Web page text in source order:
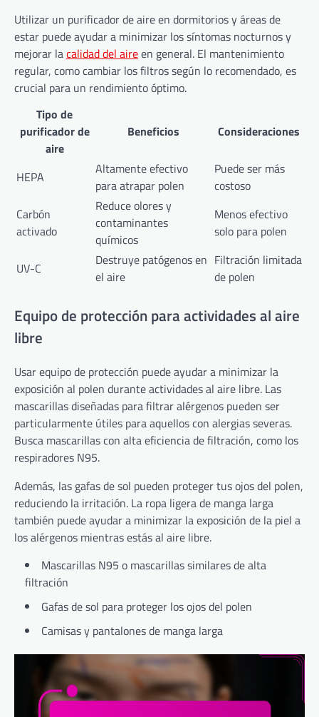
Utilizar un purificador de aire en dormitorios y áreas de
estar puede ayudar a minimizar los síntomas nocturnos y
mejorar lacalidad del aireen general. El mantenimiento
regular, como cambiar los filtros según lo recomendado, es
crucial para un rendimiento óptimo.
Tipo de
purificador de
aire
Beneficios Consideraciones
HEPA
Altamente efectivo
para atrapar polen
Puede ser más
costoso
Carbón
activado
Reduce olores y
contaminantes
químicos
Menos efectivo
solo para polen
UV-C
Destruye patógenos en
el aire
Filtración limitada
de polen
Equipo de protección para actividades al aire
libre
Usar equipo de protección puede ayudar a minimizar la
exposición al polen durante actividades al aire libre. Las
mascarillas diseñadas para filtrar alérgenos pueden ser
particularmente útiles para aquellos con alergias severas.
Busca mascarillas con alta eficiencia de filtración, como los
respiradores N95.
Además, las gafas de sol pueden proteger tus ojos del polen,
reduciendo la irritación. La ropa ligera de manga larga
también puede ayudar a minimizar la exposición de la piel a
los alérgenos mientras estás al aire libre.
Mascarillas N95 o mascarillas similares de alta
filtración
Gafas de sol para proteger los ojos del polen
Camisas y pantalones de manga larga